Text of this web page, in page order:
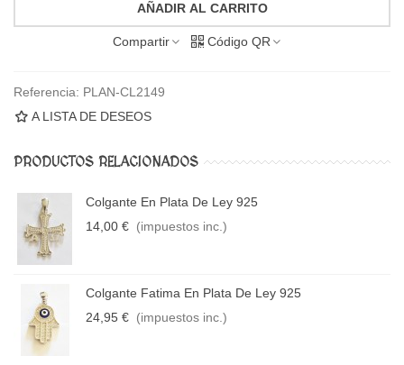
AÑADIR AL CARRITO
Compartir Código QR
Referencia: PLAN-CL2149
A LISTA DE DESEOS
PRODUCTOS RELACIONADOS
Colgante En Plata De Ley 925
14,00 € (impuestos inc.)
Colgante Fatima En Plata De Ley 925
24,95 € (impuestos inc.)